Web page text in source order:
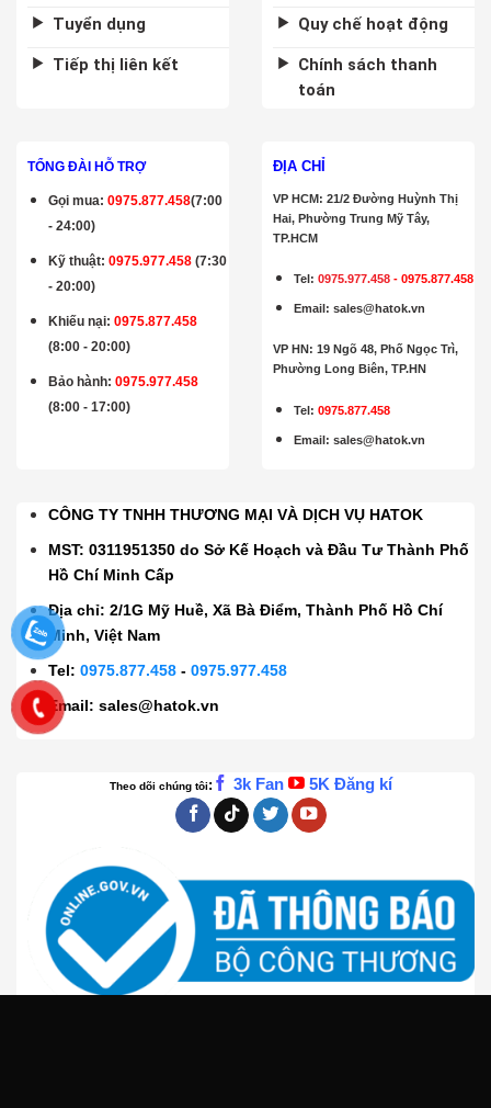
Tuyển dụng
Tiếp thị liên kết
Quy chế hoạt động
Chính sách thanh
toán
TỔNG ĐÀI HỖ TRỢ
Gọi mua:0975.877.458(7:00
- 24:00)
Kỹ thuật:0975.977.458 (7:30
- 20:00)
Khiếu nại: 0975.877.458
(8:00 - 20:00)
Bảo hành:0975.977.458
(8:00 - 17:00)
ĐỊA CHỈ
VP HCM: 21/2 Đường Huỳnh Thị
Hai, Phường Trung Mỹ Tây,
TP.HCM
Tel:0975.977.458 -0975.877.458
Email:sales@hatok.vn
VP HN: 19 Ngõ 48, Phố Ngọc Trì,
Phường Long Biên, TP.HN
Tel: 0975.877.458
Email:sales@hatok.vn
CÔNG TY TNHH THƯƠNG MẠI VÀ DỊCH VỤ HATOK
MST: 0311951350 do Sở Kế Hoạch và Đầu Tư Thành Phố
Hồ Chí Minh Cấp
Địa chỉ: 2/1G Mỹ Huề, Xã Bà Điểm, Thành Phố Hồ Chí
Minh, Việt Nam
Tel:0975.877.458 -0975.977.458
Email:sales@hatok.vn
Theo dõi chúng tôi: 3k Fan 5K Đăng kí